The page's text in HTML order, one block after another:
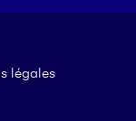
légales